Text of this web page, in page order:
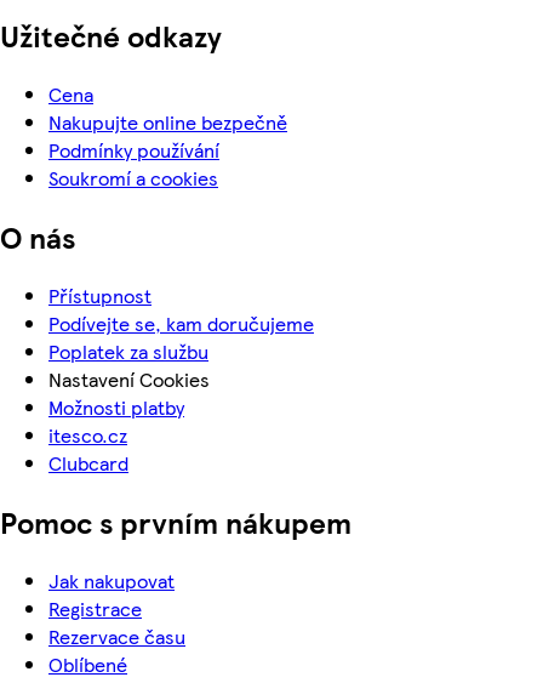
Užitečné odkazy
Cena
Nakupujte online bezpečně
Podmínky používání
Soukromí a cookies
O nás
Přístupnost
Podívejte se, kam doručujeme
Poplatek za službu
Nastavení Cookies
Možnosti platby
itesco.cz
Clubcard
Pomoc s prvním nákupem
Jak nakupovat
Registrace
Rezervace času
Oblíbené